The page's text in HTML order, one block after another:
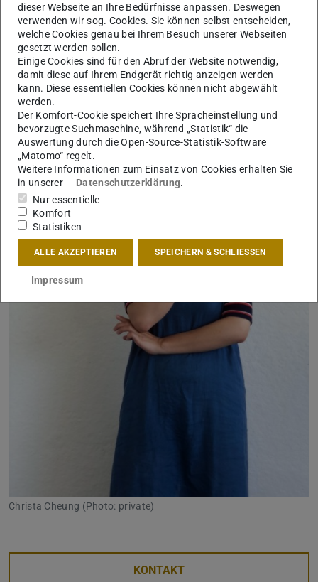
Visit Christa Cheung’s website
Further information:
International Research Experience Program
Christa Cheung (Photo: private)
KONTAKT
dieser Webseite an Ihre Bedürfnisse anpassen. Deswegen
verwenden wir sog. Cookies. Sie können selbst entscheiden,
welche Cookies genau bei Ihrem Besuch unserer Webseiten
gesetzt werden sollen.
Einige Cookies sind für den Abruf der Website notwendig,
damit diese auf Ihrem Endgerät richtig anzeigen werden
kann. Diese essentiellen Cookies können nicht abgewählt
werden.
Der Komfort-Cookie speichert Ihre Spracheinstellung und
bevorzugte Suchmaschine, während „Statistik“ die
Auswertung durch die Open-Source-Statistik-Software
„Matomo“ regelt.
Weitere Informationen zum Einsatz von Cookies erhalten Sie
in unserer
Datenschutzerklärung.
Nur essentielle
Komfort
Statistiken
ALLE AKZEPTIEREN SPEICHERN & SCHLIESSEN
Impressum